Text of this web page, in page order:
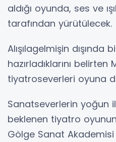
aldığı oyunda, ses ve
tarafından yürütülecek.
Alışılagelmişin dışında
hazırladıklarını belirten
tiyatroseverleri oyuna
Sanatseverlerin yoğun
beklenen tiyatro
Gölge Sanat Akademisi